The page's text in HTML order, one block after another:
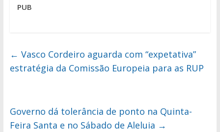
PUB
← Vasco Cordeiro aguarda com “expetativa”
estratégia da Comissão Europeia para as RUP
Governo dá tolerância de ponto na Quinta-
Feira Santa e no Sábado de Aleluia →